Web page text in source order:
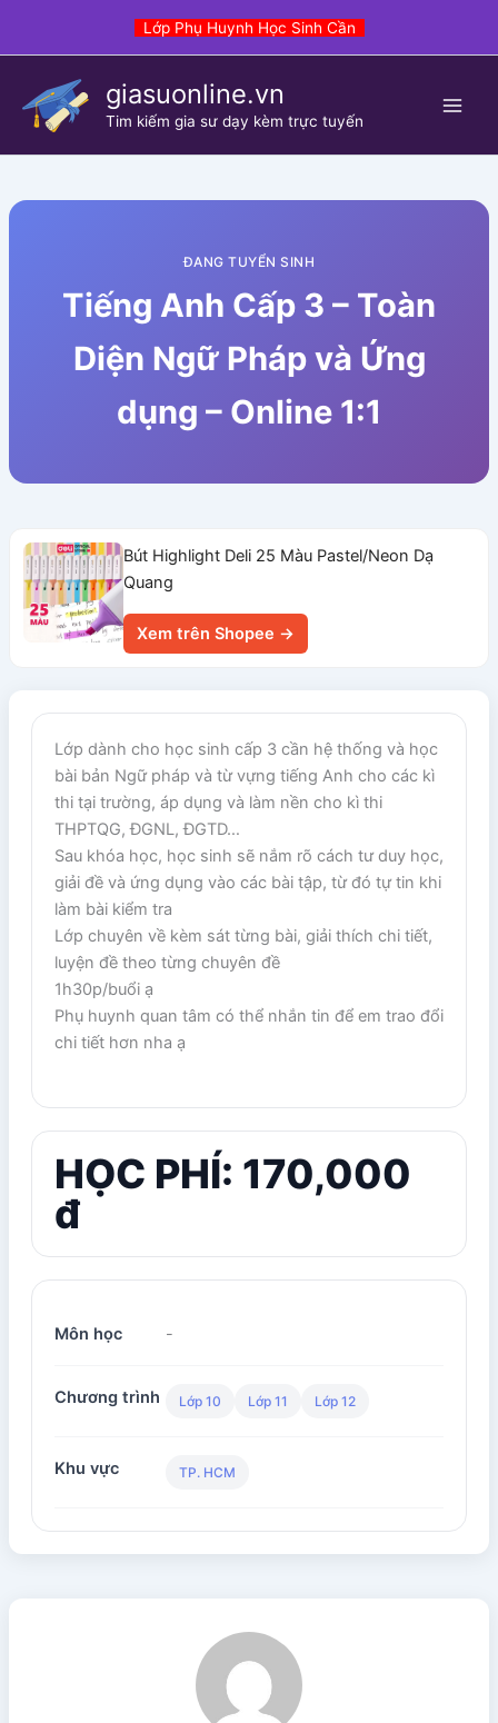
Lớp Phụ Huynh Học Sinh Cần
giasuonline.vn
Tim kiếm gia sư dạy kèm trực tuyến
ĐANG TUYỂN SINH
Tiếng Anh Cấp 3 – Toàn
Diện Ngữ Pháp và Ứng
dụng – Online 1:1
Bút Highlight Deli 25 Màu Pastel/Neon Dạ
Quang
Xem trên Shopee →
Lớp dành cho học sinh cấp 3 cần hệ thống và học
bài bản Ngữ pháp và từ vựng tiếng Anh cho các kì
thi tại trường, áp dụng và làm nền cho kì thi
THPTQG, ĐGNL, ĐGTD…
Sau khóa học, học sinh sẽ nắm rõ cách tư duy học,
giải đề và ứng dụng vào các bài tập, từ đó tự tin khi
làm bài kiểm tra
Lớp chuyên về kèm sát từng bài, giải thích chi tiết,
luyện đề theo từng chuyên đề
1h30p/buổi ạ
Phụ huynh quan tâm có thể nhắn tin để em trao đổi
chi tiết hơn nha ạ
HỌC PHÍ: 170,000
đ
Môn học -
Chương trình Lớp 10 Lớp 11 Lớp 12
Khu vực TP. HCM